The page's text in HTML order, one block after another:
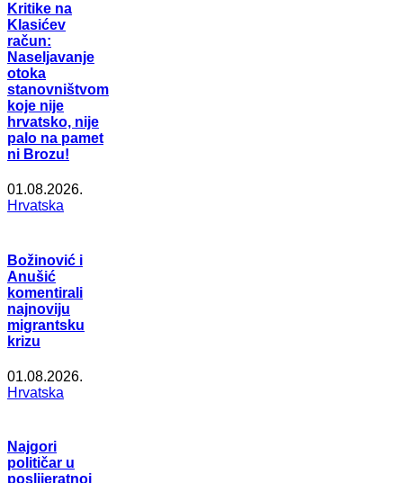
Kritike na
Klasićev
račun:
Naseljavanje
otoka
stanovništvom
koje nije
hrvatsko, nije
palo na pamet
ni Brozu!
01.08.2026.
Hrvatska
Božinović i
Anušić
komentirali
najnoviju
migrantsku
krizu
01.08.2026.
Hrvatska
Najgori
političar u
poslijeratnoj